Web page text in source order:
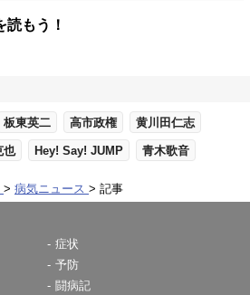
読もう！
板東英二 高市政権 黄川田仁志
也 Hey! Say! JUMP 青木歌音
病気ニュース 記事
症状
予防
闘病記